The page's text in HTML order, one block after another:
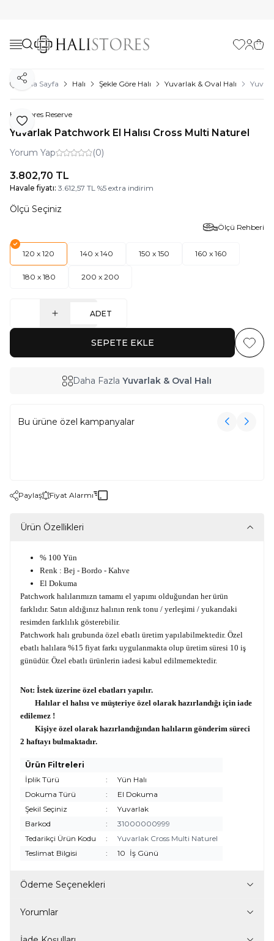
Favorilerim
Ana Sayfa Halı Şekle Göre Halı Yuvarlak & Oval Halı
Favoriye Ekle
Paylaş
Halıstores Reserve
Yuvarlak Patchwork El Halısı Cross Multi Naturel
Yorum Yap (0)
3.802,70 TL
Havale fiyatı: 3.612,57 TL %5 extra indirim
Ölçü Seçiniz
Ölçü Rehberi
120 x 120 140 x 140 150 x 150 160 x 160
180 x 180 200 x 200
ADET
SEPETE EKLE
Daha Fazla Yuvarlak & Oval Halı
Bu ürüne özel kampanyalar
Paylaş Fiyat Alarmı
Ürün Özellikleri
% 100 Yün
Renk : Bej - Bordo - Kahve
El Dokuma
Patchwork halılarımızn tamamı el yapımı olduğundan her ürün
farklıdır. Satın aldığınız halının renk tonu / yerleşimi / yukarıdaki
resimden farklılık gösterebilir.
Patchwork halı grubunda özel ebatlı üretim yapılabilmektedir. Özel
ebatlı halılara %15 fiyat farkı uygulanmakta olup üretim süresi 10 iş
günüdür. Özel ebatlı ürünlerin iadesi kabul edilmemektedir.
Not: İstek üzerine özel ebatları yapılır.
Halılar el halısı ve müşteriye özel olarak hazırlandığı için iade
edilemez !
Kişiye özel olarak hazırlandığından halıların gönderim süreci
2 haftayı bulmaktadır.
Ürün Filtreleri
İplik Türü
:
Yün Halı
Dokuma Türü
:
El Dokuma
Şekil Seçiniz
:
Yuvarlak
Barkod
:
31000000999
Tedarikçi Ürün Kodu
:
Yuvarlak Cross Multi Naturel
Teslimat Bilgisi
: 10 İş Günü
Ödeme Seçenekleri
Yorumlar